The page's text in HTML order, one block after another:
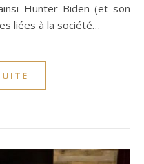
Hunter Biden (et son
liées à la société…